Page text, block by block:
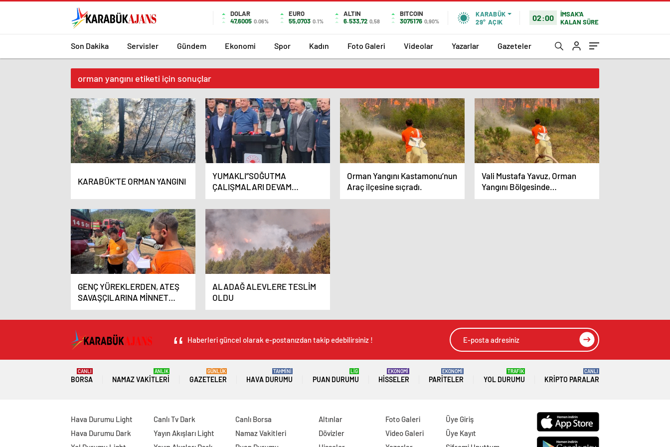
DOLAR
47,6005 0.06%
EURO
55,0703 0.1%
ALTIN
6.533,72 0,58
BITCOIN
3075176 0,90%
KARABÜK
29° AÇIK 02:00
İMSAK'A
KALAN SÜRE
Son Dakika Servisler Gündem Ekonomi Spor Kadın Foto Galeri Videolar Yazarlar Gazeteler
orman yangını etiketi için sonuçlar
KARABÜK’TE ORMAN YANGINI
YUMAKLI”SOĞUTMA
ÇALIŞMALARI DEVAM
EDİYOR”
Orman Yangını Kastamonu’nun
Araç ilçesine sıçradı.
Vali Mustafa Yavuz, Orman
Yangını Bölgesinde
İncelemelerde Bulundu.
GENÇ YÜREKLERDEN, ATEŞ
SAVAŞÇILARINA MİNNET
DOLU SATIRLAR…
ALADAĞ ALEVLERE TESLİM
OLDU
Haberleri güncel olarak e-postanızdan takip edebilirsiniz !
BORSA
CANLI
NAMAZ VAKITLERI
ANLIK
GAZETELER
GÜNLÜK
HAVA DURUMU
TAHMİNİ
PUAN DURUMU
LİG
HISSELER
EKONOMİ
PARITELER
EKONOMİ
YOL DURUMU
TRAFİK
KRIPTO PARALAR
CANLI
Hava Durumu Light
Hava Durumu Dark
Canlı Tv Dark
Yayın Akışları Light
Canlı Borsa
Namaz Vakitleri
Altınlar
Dövizler
Foto Galeri
Video Galeri
Üye Giriş
Üye Kayıt